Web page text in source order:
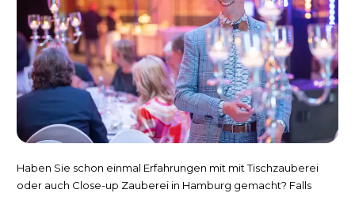
Haben Sie schon einmal Erfahrungen mit mit Tischzauberei
oder auch Close-up Zauberei in Hamburg gemacht? Falls